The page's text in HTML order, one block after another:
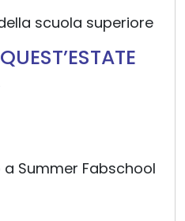
scuola superiore
Summer Fabschool